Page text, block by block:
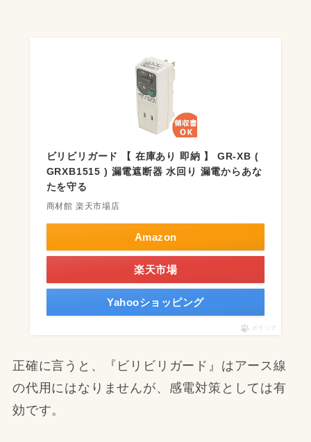
ビリビリガード 【 在庫あり 即納 】 GR-XB (
GRXB1515 ) 漏電遮断器 水回り 漏電からあな
たを守る
商材館 楽天市場店
Amazon
楽天市場
Yahooショッピング
ポチップ
正確に言うと、『ビリビリガード』はアース線
の代用にはなりませんが、感電対策としては有
効です。